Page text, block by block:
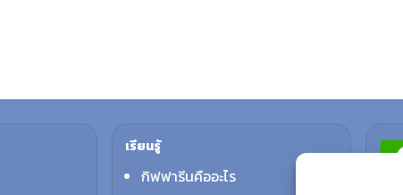
เรียนรู้
กิฟฟารีนคืออะไร